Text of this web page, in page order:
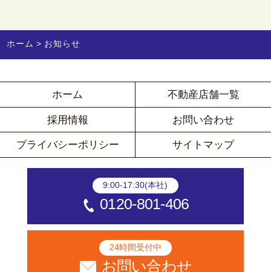
ホーム お知らせ
ホーム 不動産店舗一覧
採用情報 お問い合わせ
プライバシーポリシー サイトマップ
9:00-17:30(本社)
0120-801-406
24時間受付中
お問い合わせ